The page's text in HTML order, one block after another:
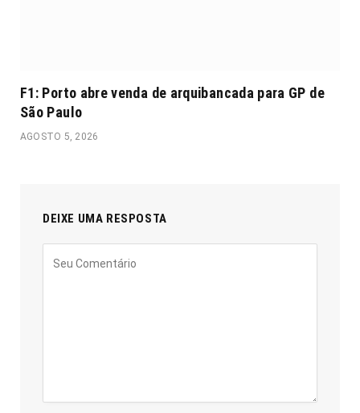
F1: Porto abre venda de arquibancada para GP de
São Paulo
AGOSTO 5, 2026
DEIXE UMA RESPOSTA